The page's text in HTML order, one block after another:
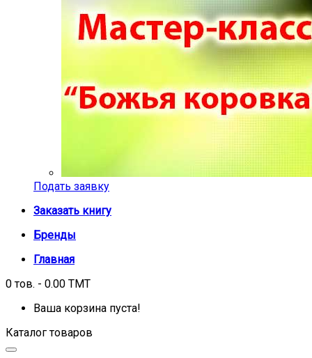
Подать заявку
Заказать книгу
Бренды
Главная
0 тов. - 0.00 TMT
Ваша корзина пуста!
Каталог товаров